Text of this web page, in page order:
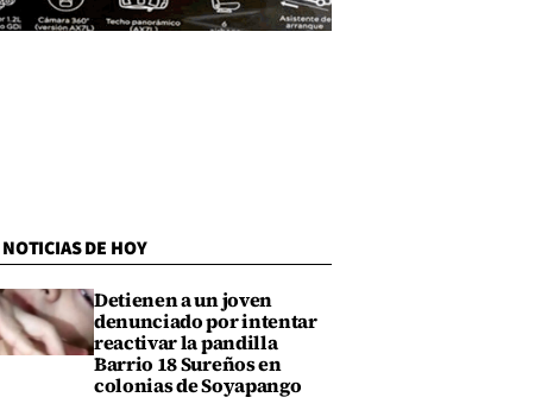
NOTICIAS DE HOY
Detienen a un joven
denunciado por intentar
reactivar la pandilla
Barrio 18 Sureños en
colonias de Soyapango